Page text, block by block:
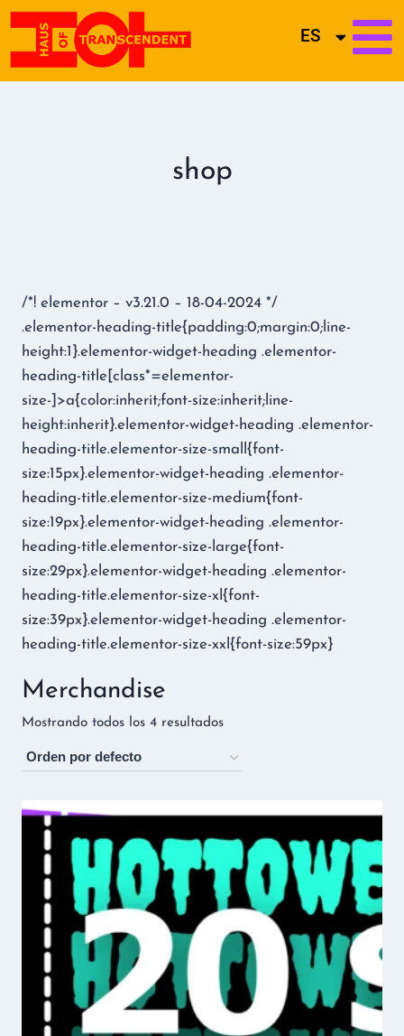
ES
shop
/*! elementor – v3.21.0 – 18-04-2024 */
.elementor-heading-title{padding:0;margin:0;line-
height:1}.elementor-widget-heading .elementor-
heading-title[class*=elementor-
size-]>a{color:inherit;font-size:inherit;line-
height:inherit}.elementor-widget-heading .elementor-
heading-title.elementor-size-small{font-
size:15px}.elementor-widget-heading .elementor-
heading-title.elementor-size-medium{font-
size:19px}.elementor-widget-heading .elementor-
heading-title.elementor-size-large{font-
size:29px}.elementor-widget-heading .elementor-
heading-title.elementor-size-xl{font-
size:39px}.elementor-widget-heading .elementor-
heading-title.elementor-size-xxl{font-size:59px}
Merchandise
Mostrando todos los 4 resultados